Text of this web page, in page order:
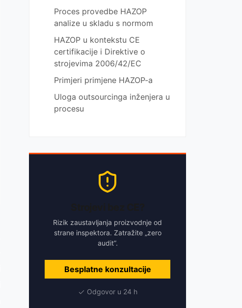
Proces provedbe HAZOP
analize u skladu s normom
HAZOP u kontekstu CE
certifikacije i Direktive o
strojevima 2006/42/EC
Primjeri primjene HAZOP-a
Uloga outsourcinga inženjera u
procesu
Rizik zaustavljanja proizvodnje od
strane inspektora. Zatražite „zero
audit”.
Besplatne konzultacije
Odgovor u 24 h